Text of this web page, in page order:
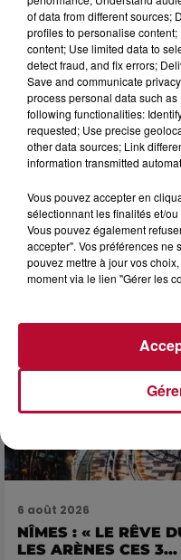
DINER CONCERT À
6 août 2026
NÎMES : « LE RÊVE
LES ARÈNES CES 3...
of data from different sources;
profiles to personalise
content; Use limited data to
detect fraud, and fix errors;
Save and communicate
process personal data such
following functionalities:
requested; Use precise
other data sources; Link
information transmitted
Vous pouvez accepter en
sélectionnant les finalités et/
Vous pouvez également
accepter". Vos préférences ne
pouvez mettre à jour vos
moment via le lien "Gérer les